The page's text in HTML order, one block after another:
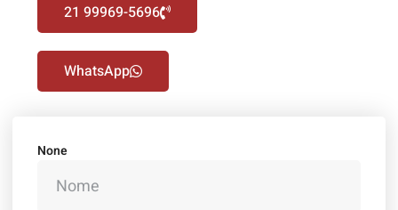
21 99969-5696
WhatsApp
None